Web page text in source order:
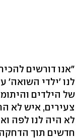
"אנו דורשים
לנו 'ילדי השואה'
של הילדים
צעירים, איש לא
לא היה לנו לפה
חדשים תוך הדחקה